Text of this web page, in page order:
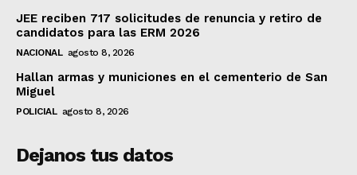
JEE reciben 717 solicitudes de renuncia y retiro de
candidatos para las ERM 2026
NACIONAL agosto 8, 2026
Hallan armas y municiones en el cementerio de San
Miguel
POLICIAL agosto 8, 2026
Dejanos tus datos